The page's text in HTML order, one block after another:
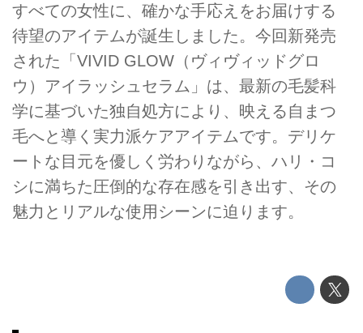
すべての女性に、確かな手応えをお届けする
待望のアイテムが誕生しました。今回新発売
された「VIVID GLOW（ヴィヴィッドグロ
ウ）アイラッシュセラム」は、最新の毛髪科
学に基づいた独自処方により、映える自まつ
毛へと導く実力派ケアアイテムです。デリケ
ートな目元を優しく労わりながら、ハリ・コ
シに満ちた圧倒的な存在感を引き出す、その
魅力とリアルな使用シーンに迫ります。